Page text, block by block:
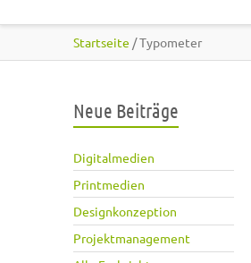
Startseite / Typometer
Neue Beiträge
Digitalmedien
Printmedien
Designkonzeption
Projektmanagement